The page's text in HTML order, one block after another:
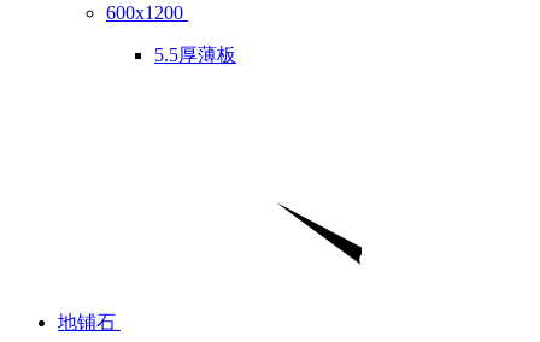
600x1200
5.5厚薄板
地铺石